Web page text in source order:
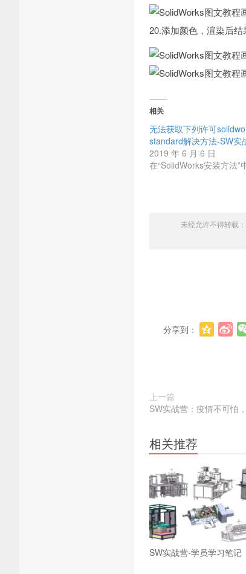
20.添加颜色，渲染后结
相关
无法获取下列许可
standard解决方法-SW实
2019 年 6 月 6 日
在“SolidWorks安装方法”
未经允许不得转载：
分享到：
上一篇
SW实战营：疫情不可怕
相关推荐
SW实战营-学员学习笔记